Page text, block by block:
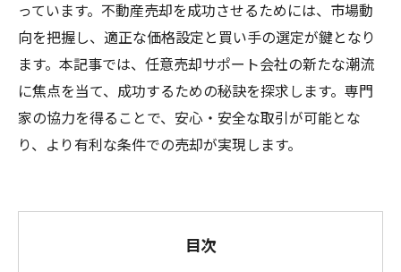
っています。不動産売却を成功させるためには、市場動
向を把握し、適正な価格設定と買い手の選定が鍵となり
ます。本記事では、任意売却サポート会社の新たな潮流
に焦点を当て、成功するための秘訣を探求します。専門
家の協力を得ることで、安心・安全な取引が可能とな
り、より有利な条件での売却が実現します。
目次